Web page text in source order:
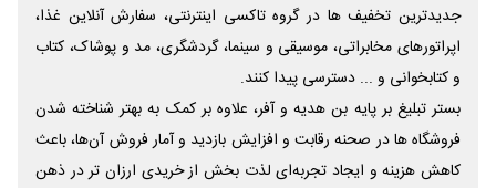
جدیدترین تخفیف ها در گروه تاکسی اینترنتی، سفارش آنلاین غذا،
اپراتورهای مخابراتی، موسیقی و سینما، گردشگری، مد و پوشاک، کتاب
و کتابخوانی و ... دسترسی پیدا کنند.
بستر تبلیغ بر پایه بن هدیه و آفر، علاوه بر کمک به بهتر شناخته شدن
فروشگاه ها در صحنه رقابت و افزایش بازدید و آمار فروش آن‌ها، باعث
کاهش هزینه و ایجاد تجربه‌ای لذت بخش از خریدی ارزان تر در ذهن